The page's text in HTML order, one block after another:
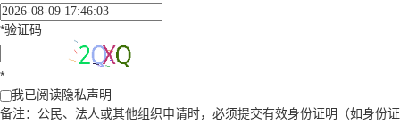
*验证码
*
我已阅读隐私声明
备注：公民、法人或其他组织申请时，必须提交有效身份证明（如身份证